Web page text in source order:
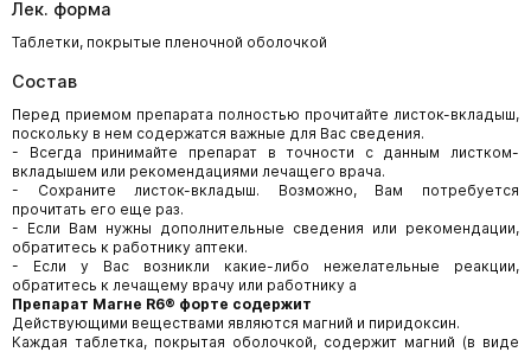
Лек. форма
Таблетки, покрытые пленочной оболочкой
Состав
Перед приемом препарата полностью прочитайте листок-вкладыш,
поскольку в нем содержатся важные для Вас сведения.
- Всегда принимайте препарат в точности с данным листком-
вкладышем или рекомендациями лечащего врача.
- Сохраните листок-вкладыш. Возможно, Вам потребуется
прочитать его еще раз.
- Если Вам нужны дополнительные сведения или рекомендации,
обратитесь к работнику аптеки.
- Если у Вас возникли какие-либо нежелательные реакции,
обратитесь к лечащему врачу или работнику а
Препарат Магне R6® форте содержит
Действующими веществами являются магний и пиридоксин.
Каждая таблетка, покрытая оболочкой, содержит магний (в виде